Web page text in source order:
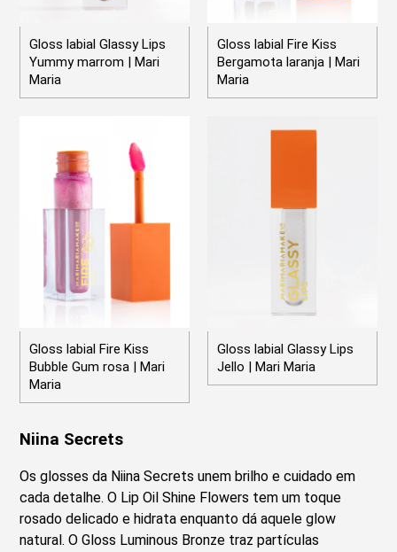
Gloss labial Glassy Lips
Yummy marrom | Mari
Maria
Gloss labial Fire Kiss
Bergamota laranja | Mari
Maria
Gloss labial Fire Kiss
Bubble Gum rosa | Mari
Maria
Gloss labial Glassy Lips
Jello | Mari Maria
Niina Secrets
Os glosses da Niina Secrets unem brilho e cuidado em
cada detalhe. O Lip Oil Shine Flowers tem um toque
rosado delicado e hidrata enquanto dá aquele glow
natural. O Gloss Luminous Bronze traz partículas